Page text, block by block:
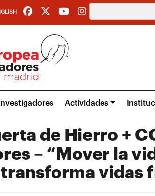
Investigadores Actividades
de Hierro +
– “Mover la
transforma vidas